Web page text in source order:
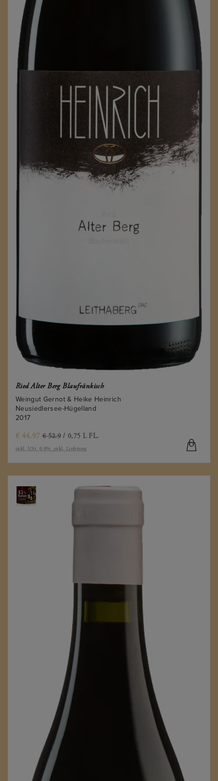
Ried Alter Berg Blaufränkisch
Weingut Gernot & Heike Heinrich
Neusiedlersee-Hügelland
2017
€ 44.97 € 52.9 / 0,75 L FL.
inkl. USt. 0.0% exkl. Lieferung